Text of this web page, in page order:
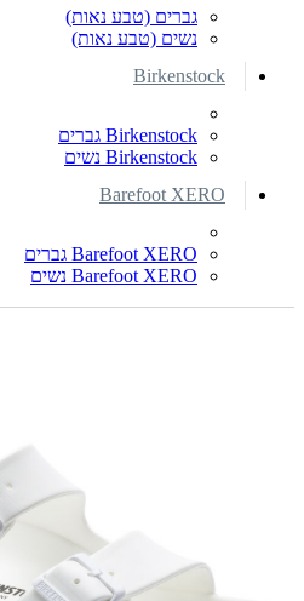
גברים (טבע נאות)
נשים (טבע נאות)
Birkenstock
Birkenstock גברים
Birkenstock נשים
Barefoot XERO
Barefoot XERO גברים
Barefoot XERO נשים